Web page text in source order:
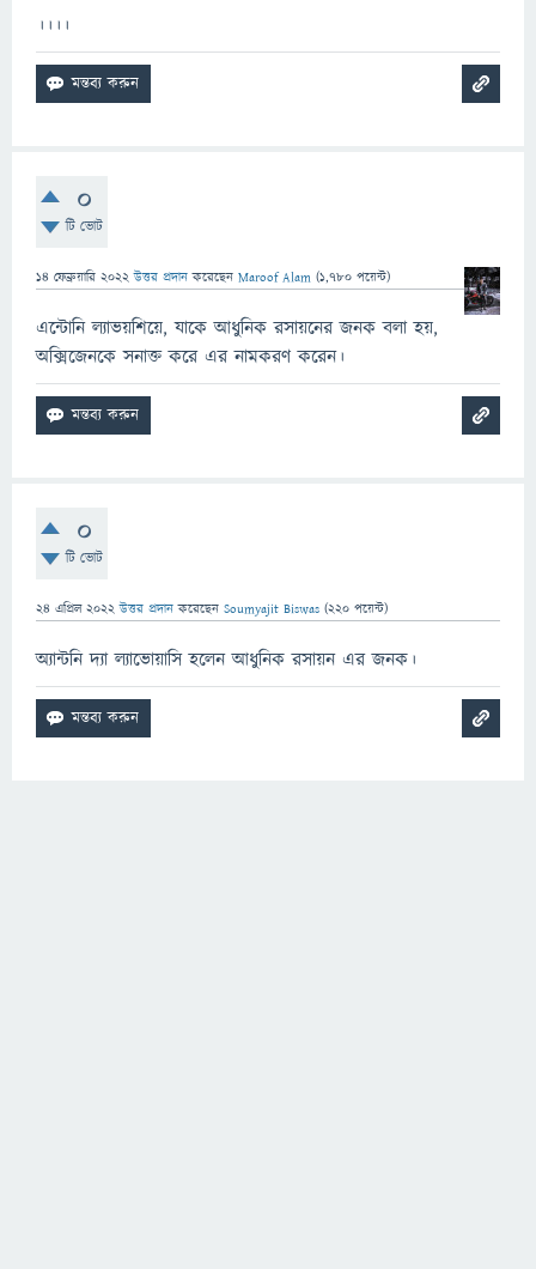
।।।।
0
টি ভোট
14 ফেব্রুয়ারি 2022 উত্তর প্রদান করেছেন Maroof Alam (1,780 পয়েন্ট)
এন্টোনি ল্যাভয়শিয়ে, যাকে আধুনিক রসায়নের জনক বলা হয়,
অক্সিজেনকে সনাক্ত করে এর নামকরণ করেন।
0
টি ভোট
24 এপ্রিল 2022 উত্তর প্রদান করেছেন Soumyajit Biswas (220 পয়েন্ট)
অ্যান্টনি দ্যা ল্যাভোয়াসি হলেন আধুনিক রসায়ন এর জনক।